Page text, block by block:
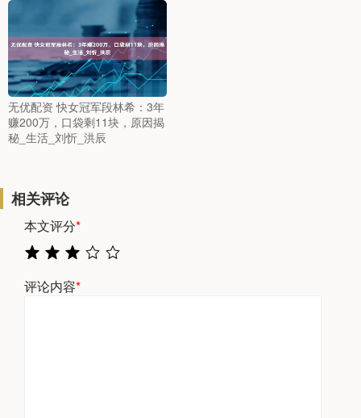
无优配资 快女冠军段林希：3年
赚200万，口袋剩11块，原因揭
秘_生活_刘忻_洪辰
相关评论
本文评分*
评论内容*